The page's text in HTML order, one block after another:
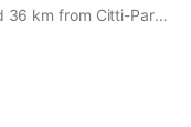
36 km from Citti-Park
free private
views.